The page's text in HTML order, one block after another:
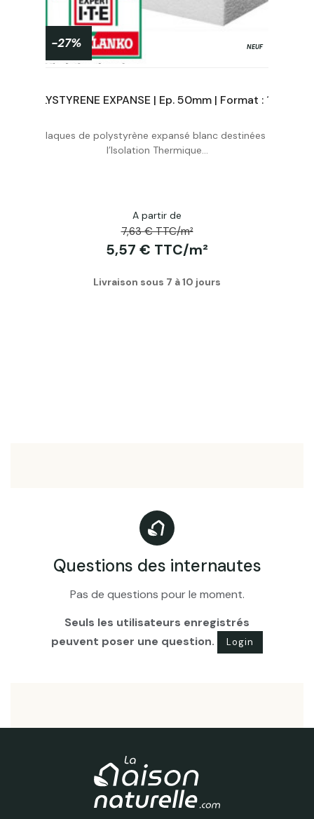
Acheter
-27% NEUF
Plaques de polystyrène expansé blanc destinées à
l’Isolation Thermique...
A partir de
7,63 € TTC/m²
5,57 € TTC/m²
Livraison sous 7 à 10 jours
Questions des internautes
Pas de questions pour le moment.
Seuls les utilisateurs enregistrés
peuvent poser une question.
Login